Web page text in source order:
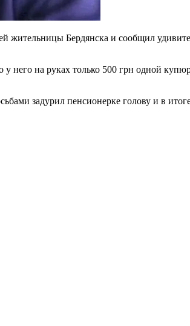
жительницы Бердянска и сообщил
него на руках только 500 грн одной
задурил пенсионерке голову и в